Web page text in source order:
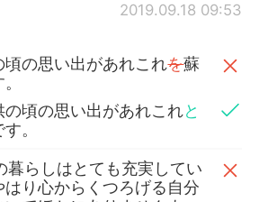
2019.09.18 09:53
頃の思い出があれこれを蘇
の頃の思い出があれこれと
。
暮らしはとても充実してい
はり心からくつろげる自分